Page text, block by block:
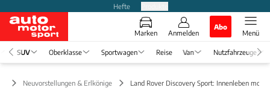
Hefte
Marken Anmelden
Abo
Menü
SUV Oberklasse Sportwagen Reise Van Nutzfahrzeuge
Neuvorstellungen & Erlkönige Land Rover Discovery Sport: Innenleben